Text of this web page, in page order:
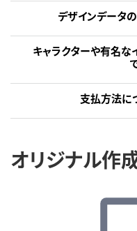
デザインデータ
キャラクターや有名な
支払方法に
オリジナル作